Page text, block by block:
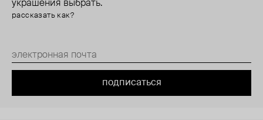
украшения выбрать.
рассказать как?
подписаться